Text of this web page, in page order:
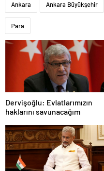
Ankara Ankara Büyükşehir
Para
Dervişoğlu: Evlatlarımızın
haklarını savunacağım